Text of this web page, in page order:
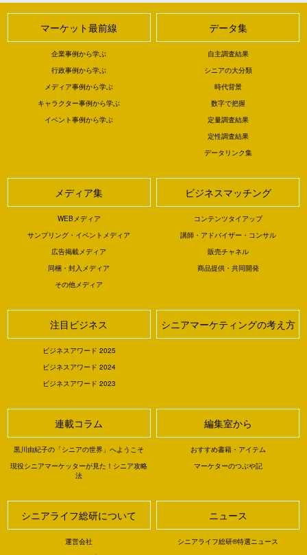
マーケット最前線
企業事例から学ぶ
行政事例から学ぶ
メディア事例から学ぶ
キャラクター事例から学ぶ
イベント事例から学ぶ
データ集
自主調査結果
シニアの大分類
時代背景
数字で把握
定量調査結果
定性調査結果
データリンク集
メディア集
WEBメディア
サンプリング・イベントメディア
広告掲載メディア
同梱・封入メディア
その他メディア
ビジネスマッチング
コンテンツタイアップ
講師・アドバイザー・コンサル
販売チャネル
商品提供・共同開発
注目ビジネス
ビジネスアワード 2025
ビジネスアワード 2024
ビジネスアワード 2023
シニアマーケティングの考え方
連載コラム
黒川由紀子の「シニアの世界」へようこそ
現役シニアマーケッターが見た！シニア攻略
法
編集室から
おすすめ書籍・アイテム
マーケターのつぶや記
シニアライフ総研について
運営会社
ニュース
シニアライフ総研®特選ニュース